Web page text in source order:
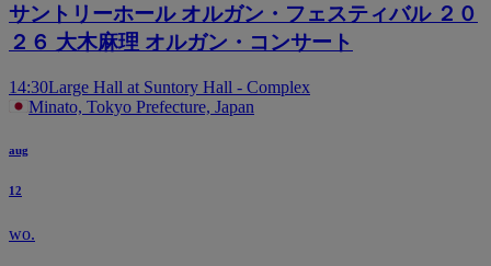
サントリーホール オルガン・フェスティバル ２０
２６ 大木麻理 オルガン・コンサート
14:30Large Hall at Suntory Hall - Complex
Minato, Tokyo Prefecture, Japan
aug
12
wo.